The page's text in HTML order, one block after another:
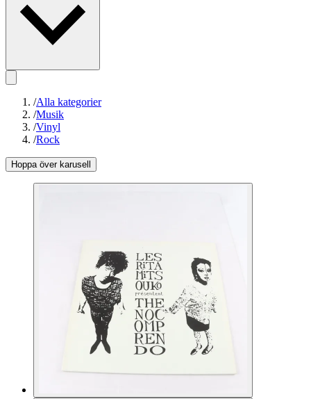
/Alla kategorier
/Musik
/Vinyl
/Rock
Hoppa över karusell